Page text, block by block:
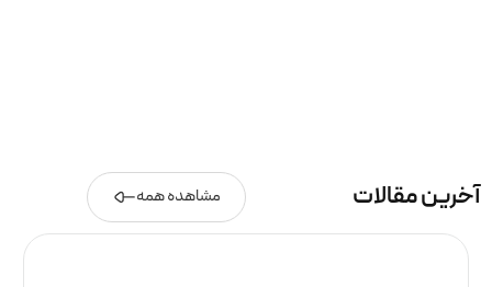
آخرین مقالات مشاهده همه